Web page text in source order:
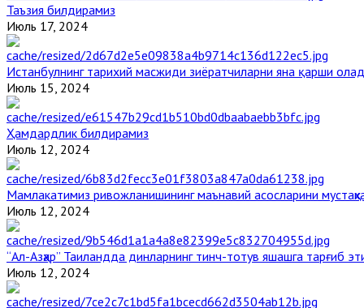
Таъзия билдирамиз
Июль 17, 2024
Истанбулнинг тарихий масжиди зиёратчиларни яна қарши
Июль 15, 2024
Ҳамдардлик билдирамиз
Июль 12, 2024
Мамлакатимиз ривожланишининг маънавий асосларини
Июль 12, 2024
“Ал-Азҳар” Таиландда динларнинг тинч-тотув яшашга тарғиб
Июль 12, 2024